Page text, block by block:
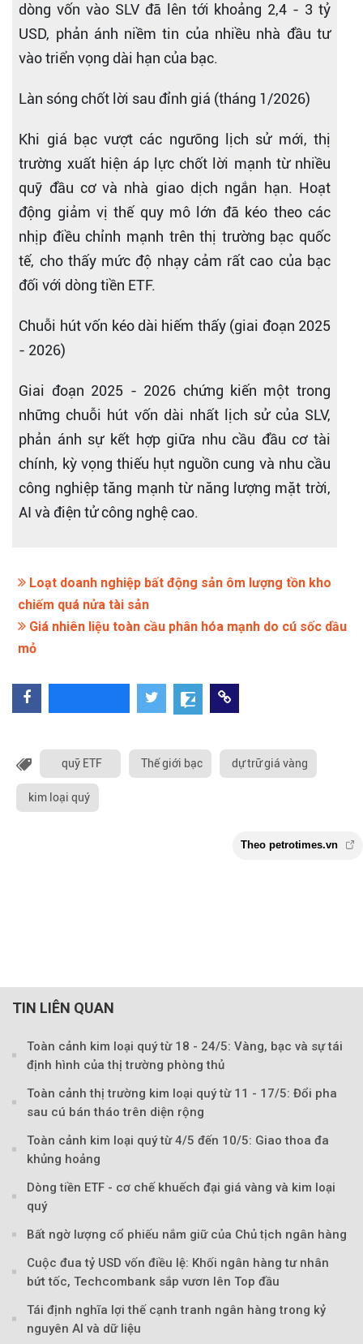
dòng vốn vào SLV đã lên tới khoảng 2,4 - 3 tỷ
USD, phản ánh niềm tin của nhiều nhà đầu tư
vào triển vọng dài hạn của bạc.
Làn sóng chốt lời sau đỉnh giá (tháng 1/2026)
Khi giá bạc vượt các ngưỡng lịch sử mới, thị
trường xuất hiện áp lực chốt lời mạnh từ nhiều
quỹ đầu cơ và nhà giao dịch ngắn hạn. Hoạt
động giảm vị thế quy mô lớn đã kéo theo các
nhịp điều chỉnh mạnh trên thị trường bạc quốc
tế, cho thấy mức độ nhạy cảm rất cao của bạc
đối với dòng tiền ETF.
Chuỗi hút vốn kéo dài hiếm thấy (giai đoạn 2025
- 2026)
Giai đoạn 2025 - 2026 chứng kiến một trong
những chuỗi hút vốn dài nhất lịch sử của SLV,
phản ánh sự kết hợp giữa nhu cầu đầu cơ tài
chính, kỳ vọng thiếu hụt nguồn cung và nhu cầu
công nghiệp tăng mạnh từ năng lượng mặt trời,
AI và điện tử công nghệ cao.
Loạt doanh nghiệp bất động sản ôm lượng tồn kho
chiếm quá nửa tài sản
Giá nhiên liệu toàn cầu phân hóa mạnh do cú sốc dầu
mỏ
quỹ ETF Thế giới bạc dự trữ giá vàng
kim loại quý
TIN LIÊN QUAN
Toàn cảnh kim loại quý từ 18 - 24/5: Vàng, bạc và sự tái
định hình của thị trường phòng thủ
Toàn cảnh thị trường kim loại quý từ 11 - 17/5: Đổi pha
sau cú bán tháo trên diện rộng
Toàn cảnh kim loại quý từ 4/5 đến 10/5: Giao thoa đa
khủng hoảng
Dòng tiền ETF - cơ chế khuếch đại giá vàng và kim loại
quý
Bất ngờ lượng cổ phiếu nắm giữ của Chủ tịch ngân hàng
Cuộc đua tỷ USD vốn điều lệ: Khối ngân hàng tư nhân
bứt tốc, Techcombank sắp vươn lên Top đầu
Tái định nghĩa lợi thế cạnh tranh ngân hàng trong kỷ
nguyên AI và dữ liệu